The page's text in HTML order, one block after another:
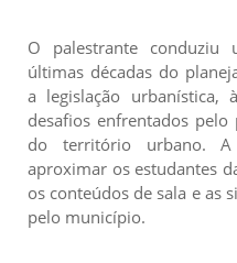
O palestrante conduziu
últimas décadas do
a legislação urbanística,
desafios enfrentados
do território urbano. A
aproximar os estudantes
os conteúdos de sala e as
pelo município.